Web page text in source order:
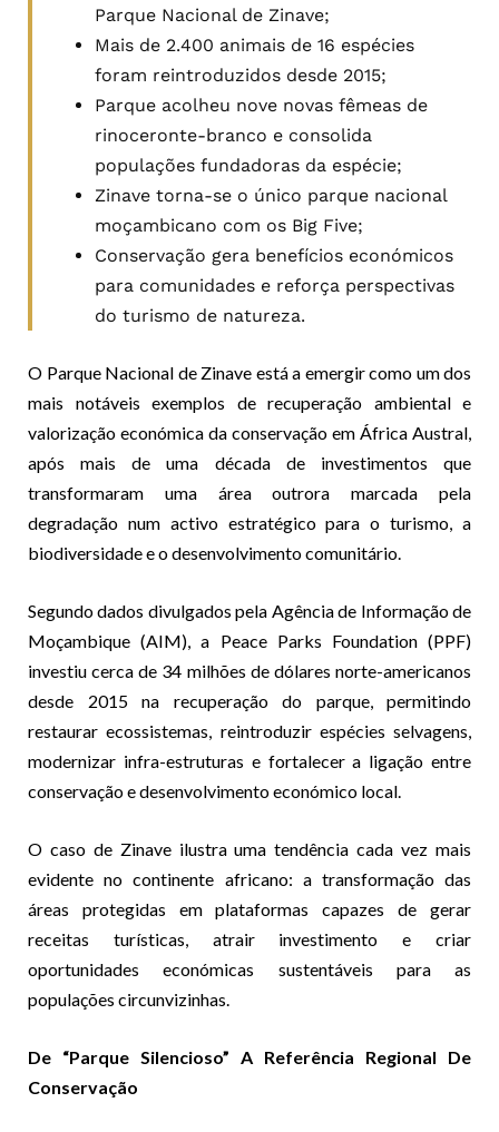
Parque Nacional de Zinave;
Mais de 2.400 animais de 16 espécies
foram reintroduzidos desde 2015;
Parque acolheu nove novas fêmeas de
rinoceronte-branco e consolida
populações fundadoras da espécie;
Zinave torna-se o único parque nacional
moçambicano com os Big Five;
Conservação gera benefícios económicos
para comunidades e reforça perspectivas
do turismo de natureza.
O Parque Nacional de Zinave está a emergir como um dos
mais notáveis exemplos de recuperação ambiental e
valorização económica da conservação em África Austral,
após mais de uma década de investimentos que
transformaram uma área outrora marcada pela
degradação num activo estratégico para o turismo, a
biodiversidade e o desenvolvimento comunitário.
Segundo dados divulgados pela Agência de Informação de
Moçambique (AIM), a Peace Parks Foundation (PPF)
investiu cerca de 34 milhões de dólares norte-americanos
desde 2015 na recuperação do parque, permitindo
restaurar ecossistemas, reintroduzir espécies selvagens,
modernizar infra-estruturas e fortalecer a ligação entre
conservação e desenvolvimento económico local.
O caso de Zinave ilustra uma tendência cada vez mais
evidente no continente africano: a transformação das
áreas protegidas em plataformas capazes de gerar
receitas turísticas, atrair investimento e criar
oportunidades económicas sustentáveis para as
populações circunvizinhas.
De “Parque Silencioso” A Referência Regional De
Conservação